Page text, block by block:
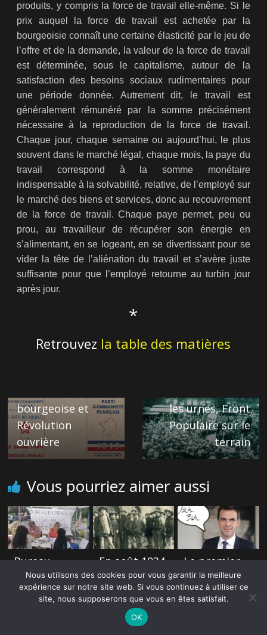
produits, y compris la force de travail elle-même. Si le
prix auquel la force de travail est achetée par la
bourgeoisie connaît une certaine élasticité par le jeu de
l’offre et de la demande, la valeur de la force de travail
est déterminée, sous le capitalisme, autour de la
satisfaction des besoins sociaux rudimentaires pour
une période donnée. Autrement dit, le travail est
généralement rémunéré par la somme précisément
nécessaire à la reproduction de la force de travail.
Chaque jour, chaque semaine ou aujourd’hui, le plus
souvent dans le marché légal, chaque mois, la paye du
travail correspond à la somme monétaire
indispensable à la solvabilité, relative, de l’employé sur
le marché des biens et services, donc au recouvrement
de la force de travail. Chaque paye permet, peu ou
prou, au travailleur de récupérer son énergie en
s’alimentant, en se logeant, en se divertissant pour se
vider la tête de l’aliénation du travail et s’avère juste
suffisante pour que l’employé retourne au turbin jour
après jour.
*
Retrouvez la table des matières
← Previous
bourgeoise et
Révolution
ouvrière
les urnes, Front
Populaire sur le
terrain
Vous pourriez aimer aussi
Bureau
d’embauche
devant le
En août 1934,
l’État
expulsait
vers Varsovie
77 mineurs
polonais
Le premier
mensonge
du
quinquennat
Nous utilisons des cookies pour vous garantir la meilleure
expérience sur notre site web. Si vous continuez à utiliser ce
site, nous supposerons que vous en êtes satisfait.
OK